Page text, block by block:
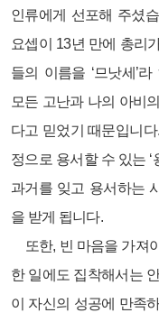
인류에게 선포해 주셨
요셉이 13년 만에 총리
들의 이름을 ‘므낫세’
모든 고난과 나의 아비
다고 믿었기 때문입니
정으로 용서할 수 있는
과거를 잊고 용서하는
을 받게 됩니다.
또한, 빈 마음을 가져
한 일에도 집착해서는
이 자신의 성공에 만족